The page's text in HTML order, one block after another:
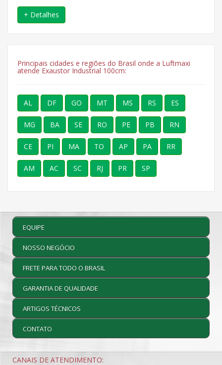
+ Detalhes
Principais cidades e regiões do Brasil onde a Luftmaxi
atende Exaustor Industrial 100cm:
AL DF GO MT MS RS ES
MG BA SE RO PE PB RN
CE PI MA TO AP PA RR
AM AC SC RJ PR SP
EQUIPE
NOSSO NEGÓCIO
FRETE PARA TODO O BRASIL
GARANTIA DE QUALIDADE
ARTIGOS TÉCNICOS
CONTATO
CANAIS DE ATENDIMENTO: